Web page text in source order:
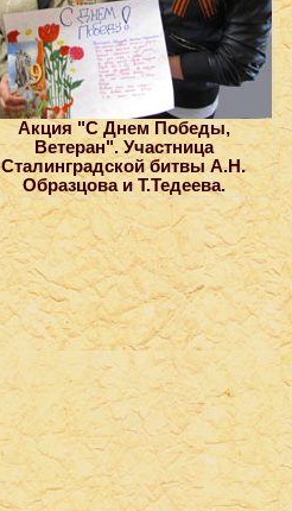
Акция "С Днем Победы,
Ветеран". Участница
Сталинградской битвы А.Н.
Образцова и Т.Тедеева.